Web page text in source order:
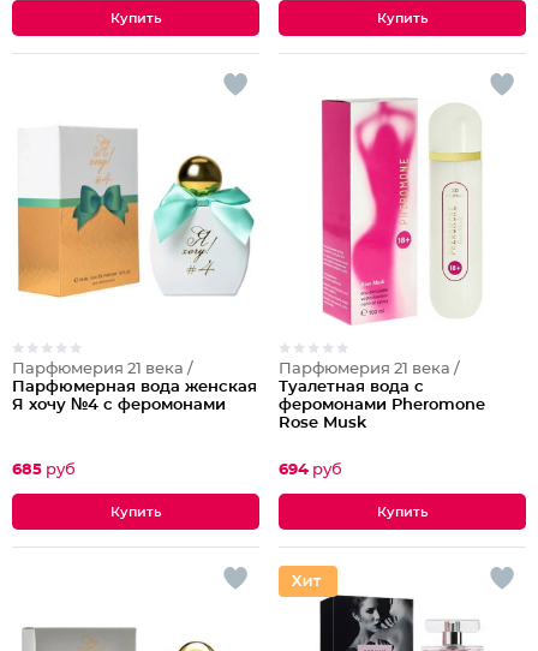
Парфюмерия 21 века /
Парфюмерная вода женская
Я хочу №4 с феромонами
685 руб
Парфюмерия 21 века /
Туалетная вода с
феромонами Pheromone
Rose Musk
694 руб